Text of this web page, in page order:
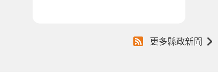
更多縣政新聞